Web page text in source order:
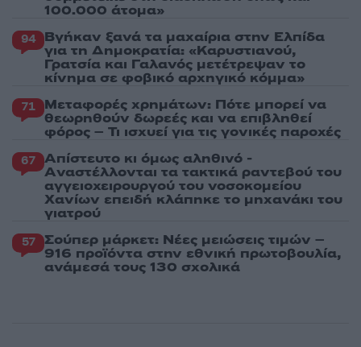
100.000 άτομα»
94 Βγήκαν ξανά τα μαχαίρια στην Ελπίδα
για τη Δημοκρατία: «Καρυστιανού,
Γρατσία και Γαλανός μετέτρεψαν το
κίνημα σε φοβικό αρχηγικό κόμμα»
71 Μεταφορές χρημάτων: Πότε μπορεί να
θεωρηθούν δωρεές και να επιβληθεί
φόρος – Τι ισχυεί για τις γονικές παροχές
67 Απίστευτο κι όμως αληθινό -
Aναστέλλονται τα τακτικά ραντεβού του
αγγειοχειρουργού του νοσοκομείου
Χανίων επειδή κλάπηκε το μηχανάκι του
γιατρού
57 Σούπερ μάρκετ: Νέες μειώσεις τιμών –
916 προϊόντα στην εθνική πρωτοβουλία,
ανάμεσά τους 130 σχολικά